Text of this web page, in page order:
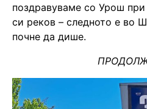
поздравуваме со Урош
си реков – следното е во
почне да дише.